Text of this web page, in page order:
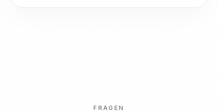
FRAGEN